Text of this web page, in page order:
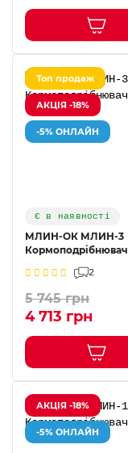
Топ продаж
АКЦІЯ -18%
-5% ОНЛАЙН
Є в наявності
МЛИН-ОК МЛИН-3
Кормоподрібнювач
2
5 745 грн
4 713 грн
АКЦІЯ -18%
-5% ОНЛАЙН